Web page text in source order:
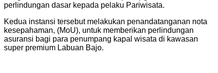
perlindungan dasar kepada pelaku Pariwisata.
Kedua instansi tersebut melakukan penandatanganan nota
kesepahaman, (MoU), untuk memberikan perlindungan
asuransi bagi para penumpang kapal wisata di kawasan
super premium Labuan Bajo.